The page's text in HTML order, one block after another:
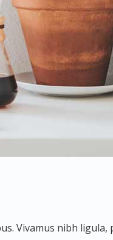
Vivamus nibh